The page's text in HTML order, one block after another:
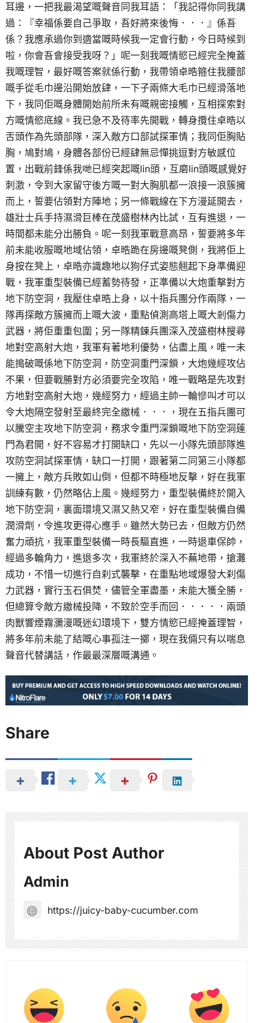
耳邊，一把我最渴望嘅聲音同我耳語：「我記得你同我講
過：『幸福係要自己爭取，吾好將來後悔．．．』係吾
係？我應承過你到適當嘅時候我一定會行動，今日時候到
啦，你會吾會接受我呀？」呢一刻我嘅情慾已經完全掩蓋
我嘅理智，最好嘅答案就係行動，我帶領卓晧箍住我腰部
嘅手從毛巾邊沿開始放肆，一下子兩條大毛巾已經滑落地
下，我同佢嘅身體開始前所未有嘅親密接觸，互相探索對
方嘅情慾底線。我已急不及待率先開戰，轉身攬住卓晧以
舌頭作為先頭部隊，深入敵方口部試探軍情；我同佢胸貼
胸，鳩對鳩，身體各部份已經肆無忌憚挑逗對方敏感位
置，出戰前鋒係我哋已經突起嘅lin頭，互磨lin頭嘅感覺好
刺激，令到大家留守後方嘅一對大胸肌都一浪接一浪簇擁
而上，誓要佔領對方陣地；另一條戰線在下方漫延開去，
雄壯士兵手持濕滑巨棒在茂盛樹林內比試，互有進退，一
時間都未能分出勝負。呢一刻我軍戰意高昂，誓要將多年
前未能收服嘅地域佔領，卓晧跪在房邊嘅凳側，我將佢上
身按在凳上，卓晧亦識趣地以狗仔式姿態翹起下身準備迎
戰，我軍重型裝備已經蓄勢待發，正準備以大炮重擊對方
地下防空洞，我壓住卓晧上身，以十指兵團分作兩隊，一
隊再探敵方簇擁而上嘅大波，重點偵測高塔上嘅大剎傷力
武器，將佢重重包圍；另一隊精鍊兵團深入茂盛樹林搜尋
地對空高射大炮，我軍有著地利優勢，佔盡上風，唯一未
能搗破嘅係地下防空洞，防空洞重門深鎖，大炮幾經攻佔
不果，但要戰勝對方必須要完全攻陷，唯一戰略是先攻對
方地對空高射大炮，幾經努力，經過主帥一輪慘叫才可以
令大炮隔空發射至最終完全繳械．．．，現在五指兵團可
以騰空主攻地下防空洞，務求令重門深鎖嘅地下防空洞蓬
門為君開，好不容易才打開缺口，先以一小隊先頭部隊進
攻防空洞試探軍情，缺口一打開，跟著第二同第三小隊都
一擁上，敵方兵敗如山倒，但都不時極地反擊，好在我軍
訓練有數，仍然略佔上風。幾經努力，重型裝備終於開入
地下防空洞，裏面環境又濕又熱又窄，好在重型裝備自備
潤滑劑，令進攻更得心應手。雖然大勢已去，但敵方仍然
奮力頑抗，我軍重型裝備一時長驅直進，一時退車保帥，
經過多輪角力，進退多次，我軍終於深入不蕪地帶，搶灘
成功，不惜一切進行自刹式襲擊，在重點地域爆發大刹傷
力武器，實行玉石俱焚，儘管全軍盡墨，未能大獲全勝，
但總算令敵方繳械投降，不致於空手而回．．．．．兩頭
肉獸響煙霧瀰漫嘅迷幻環境下，雙方情慾已經掩蓋理智，
將多年前未能了結嘅心事孤注一擲，現在我倆只有以喘息
聲音代替講話，作最最深層嘅溝通。
Share
About Post Author
Admin
https://juicy-baby-cucumber.com